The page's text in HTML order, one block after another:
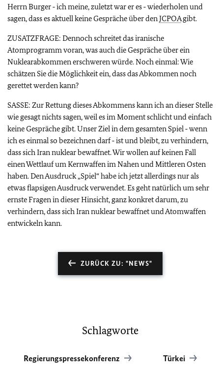
Herrn Burger ‑ ich meine, zuletzt war er es ‑ wiederholen und
sagen, dass es aktuell keine Gespräche über denJCPOAgibt.
ZUSATZFRAGE: Dennoch schreitet das iranische
Atomprogramm voran, was auch die Gespräche über ein
Nuklearabkommen erschweren würde. Noch einmal: Wie
schätzen Sie die Möglichkeit ein, dass das Abkommen noch
gerettet werden kann?
SASSE: Zur Rettung dieses Abkommens kann ich an dieser Stelle
wie gesagt nichts sagen, weil es im Moment schlicht und einfach
keine Gespräche gibt. Unser Ziel in dem gesamten Spiel ‑ wenn
ich es einmal so bezeichnen darf ‑ ist und bleibt, zu verhindern,
dass sich Iran nuklear bewaffnet. Wir wollen auf keinen Fall
einen Wettlauf um Kernwaffen im Nahen und Mittleren Osten
haben. Den Ausdruck „Spiel“ habe ich jetzt allerdings nur als
etwas flapsigen Ausdruck verwendet. Es geht natürlich um sehr
ernste Fragen in dieser Hinsicht, ganz konkret darum, zu
verhindern, dass sich Iran nuklear bewaffnet und Atomwaffen
entwickeln kann.
ZURÜCK ZU: "NEWS"
Schlagworte
Regierungspressekonferenz Türkei